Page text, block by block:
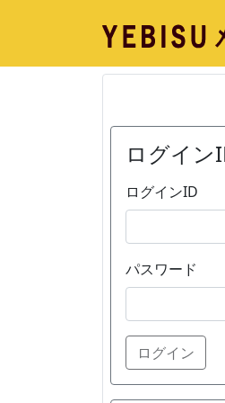
ログイン
ログインID
パスワード
ログイン